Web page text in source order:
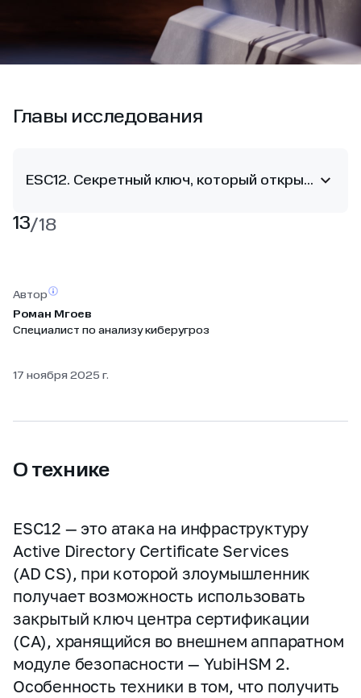
Главы исследования
ESC12. Секретный ключ, который открывает все двери
13/18
О технике
ESC12 — это атака на инфраструктуру
Active Directory Certificate Services
(AD CS), при которой злоумышленник
получает возможность использовать
закрытый ключ центра сертификации
(CA), хранящийся во внешнем аппаратном
модуле безопасности — YubiHSM 2.
Особенность техники в том, что получить
Автор
Роман Мгоев
Специалист по анализу киберугроз
17 ноября 2025 г.